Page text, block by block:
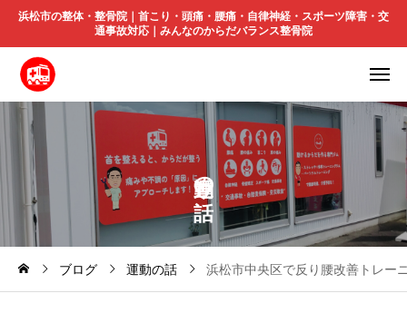
浜松市の整体・整骨院｜首こり・頭痛・腰痛・自律神経・スポーツ障害・交
通事故対応｜みんなのからだバランス整骨院
の
ブログ 運動の話 浜松市中央区で反り腰改善トレー